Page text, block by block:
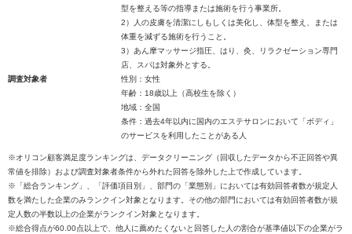
型を整える等の指導または施術を行う事業所。
2）人の皮膚を清潔にしもしくは美化し、体型を整え、または
体重を減ずる施術を行うこと。
3）あん摩マッサージ指圧、はり、灸、リラクゼーション専門
店、スパは対象外とする。
調査対象者
性別：女性
年齢：18歳以上（高校生を除く）
地域：全国
条件：過去4年以内に国内のエステサロンにおいて「ボディ」
のサービスを利用したことがある人
※オリコン顧客満足度ランキングは、データクリーニング（回収したデータから不正回答や異
常値を排除）および調査対象者条件から外れた回答を除外した上で作成しています。
※「総合ランキング」、「評価項目別」、部門の「業態別」においては有効回答者数が規定人
数を満たした企業のみランクイン対象となります。その他の部門においては有効回答者数が規
定人数の半数以上の企業がランクイン対象となります。
※総合得点が60.00点以上で、他人に薦めたくないと回答した人の割合が基準値以下の企業がラ